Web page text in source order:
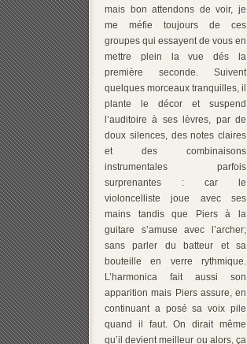
mais bon attendons de voir, je
me méfie toujours de ces
groupes qui essayent de vous en
mettre plein la vue dés la
première seconde. Suivent
quelques morceaux tranquilles, il
plante le décor et suspend
l’auditoire à ses lèvres, par de
doux silences, des notes claires
et des combinaisons
instrumentales parfois
surprenantes : car le
violoncelliste joue avec ses
mains tandis que Piers à la
guitare s’amuse avec l’archer;
sans parler du batteur et sa
bouteille en verre rythmique.
L’harmonica fait aussi son
apparition mais Piers assure, en
continuant a posé sa voix pile
quand il faut. On dirait même
qu’il devient meilleur ou alors, ça